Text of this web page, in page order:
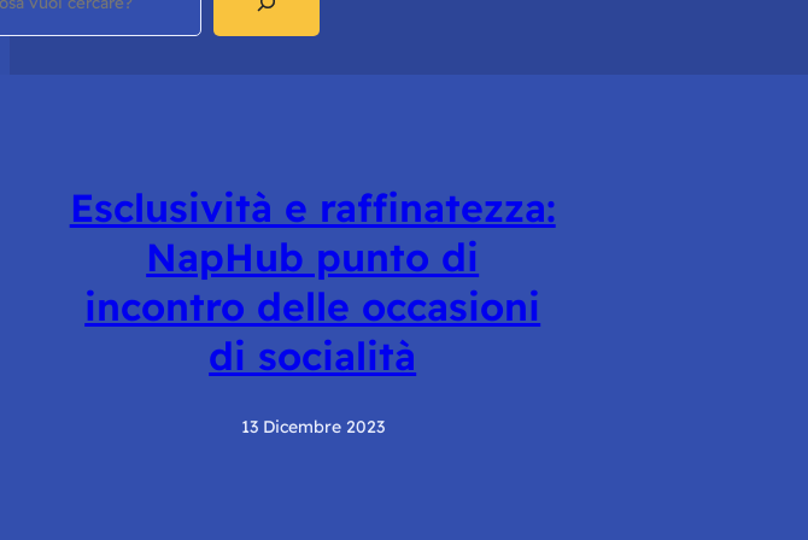
Esclusività e raffinatezza:
NapHub punto di
incontro delle occasioni
di socialità
13 Dicembre 2023